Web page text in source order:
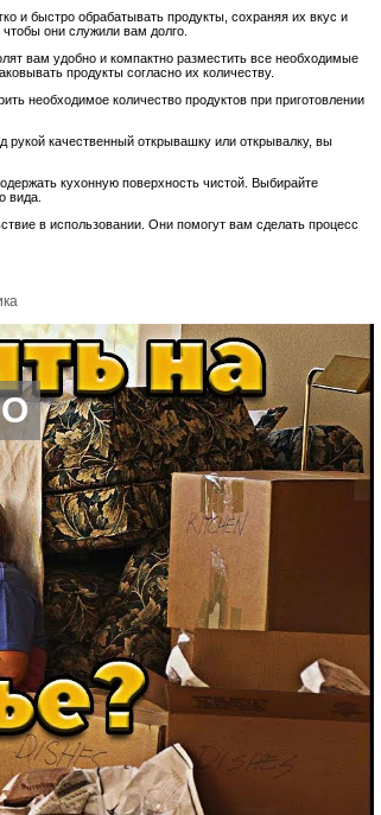
и быстро обрабатывать продукты, сохраняя их вкус и
они служили вам долго.
вам удобно и компактно разместить все необходимые
продукты согласно их количеству.
необходимое количество продуктов при приготовлении
рукой качественный открывашку или открывалку, вы
кухонную поверхность чистой. Выбирайте
вида.
в использовании. Они помогут вам сделать процесс